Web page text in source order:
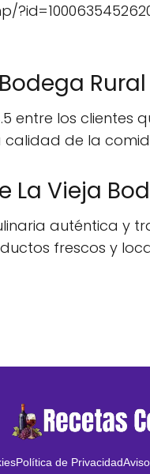
entre los
de la
La Vieja
auténtica y
frescos y
Política de Privacidad